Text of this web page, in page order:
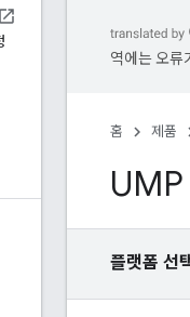
역에는 오류
홈 제품
플랫폼 선